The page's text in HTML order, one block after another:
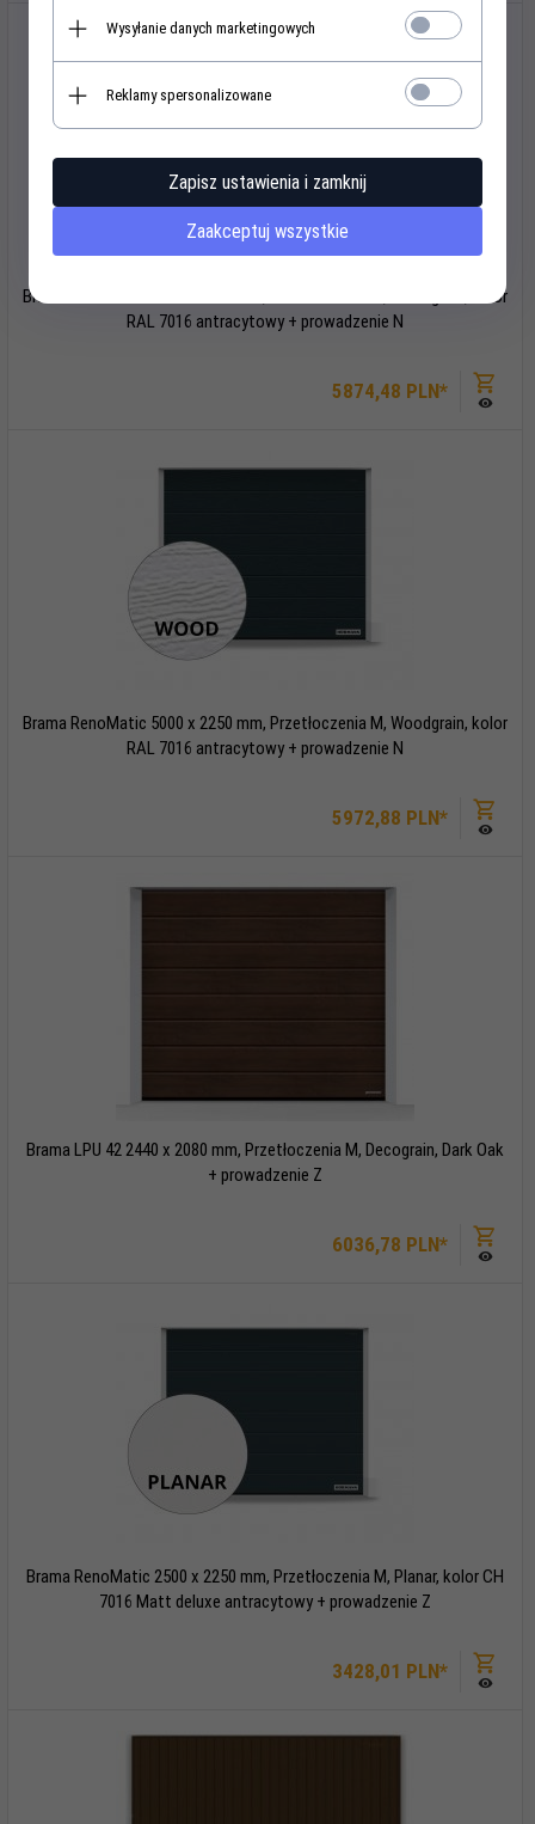
5874,48 PLN*
Brama RenoMatic 5000 x 2125 mm, Przetłoczenia M, Woodgrain, kolor
RAL 7016 antracytowy + prowadzenie N
5972,88 PLN*
Brama RenoMatic 5000 x 2250 mm, Przetłoczenia M, Woodgrain, kolor
RAL 7016 antracytowy + prowadzenie N
6036,78 PLN*
Brama LPU 42 2440 x 2080 mm, Przetłoczenia M, Decograin, Dark Oak
+ prowadzenie Z
3428,01 PLN*
Brama RenoMatic 2500 x 2250 mm, Przetłoczenia M, Planar, kolor CH
7016 Matt deluxe antracytowy + prowadzenie Z
Wysyłanie danych marketingowych
Reklamy spersonalizowane
Zapisz ustawienia i zamknij
Zaakceptuj wszystkie